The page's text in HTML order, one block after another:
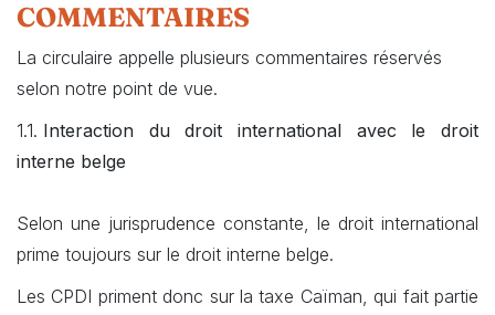
COMMENTAIRES
La circulaire appelle plusieurs commentaires réservés
selon notre point de vue.
1.1. Interaction du droit international avec le droit
interne belge
Selon une jurisprudence constante, le droit international
prime toujours sur le droit interne belge.
Les CPDI priment donc sur la taxe Caïman, qui fait partie